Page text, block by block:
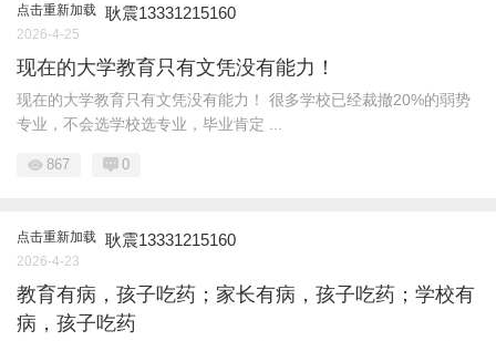
点击重新加载 耿震13331215160
2026-4-25
现在的大学教育只有文凭没有能力！
现在的大学教育只有文凭没有能力！ 很多学校已经裁撤20%的弱势
专业，不会选学校选专业，毕业肯定 ...
867 0
点击重新加载 耿震13331215160
2026-4-23
教育有病，孩子吃药；家长有病，孩子吃药；学校有
病，孩子吃药